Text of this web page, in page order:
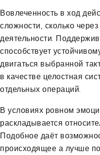
Вовлеченность в ход
сложности, сколько
деятельности.
способствует
двигаться выбранной
в качестве целостная
отдельных операций.
В условиях ровном
раскладывается
Подобное даёт
происходящее а лучше